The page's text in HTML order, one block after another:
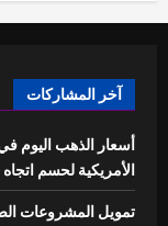
آخر المشاركات
أسعار الذهب اليوم
الأمريكية لحسم